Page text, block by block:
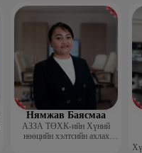
Нямжав Баясмаа
АЗЗА ТӨХК-ийн Хүний
нөөцийн хэлтсийн ахлах